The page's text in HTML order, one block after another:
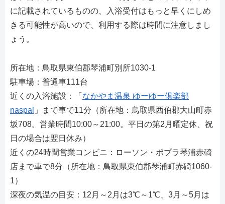
に記載されているものの、入浴受付はもっと早くにしめ
きる可能性が高いので、利用する際は時間に注意しまし
ょう。
所在地：鳥取県東伯郡琴浦町別所1030-1
駐車場：普通車111台
近くの入浴施設：「 なかやま温泉 ゆーゆー倶楽部
naspal
」まで車で11分（所在地：鳥取県西伯郡大山町赤
坂708。営業時間10:00～21:00。平日の第2月曜定休、祝
日の場合は翌日休み）
近くの24時間営業コンビニ：ローソン・ポプラ琴浦赤碕
店まで車で8分（所在地：鳥取県東伯郡琴浦町赤碕1060-
1）
深夜の気温の目安：12月～2月は3℃～1℃、3月～5月は